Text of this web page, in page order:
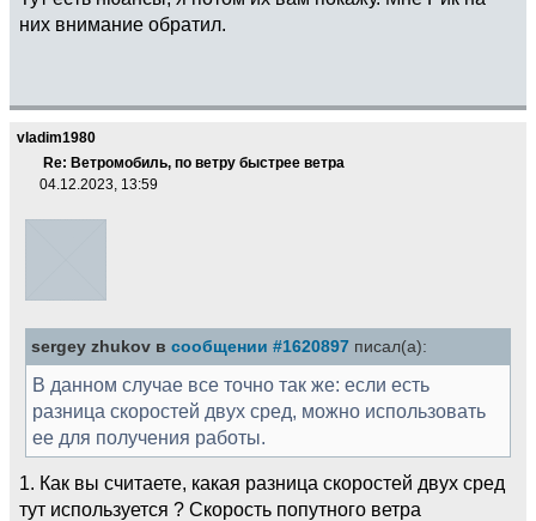
них внимание обратил.
vladim1980
Re: Ветромобиль, по ветру быстрее ветра
04.12.2023, 13:59
sergey zhukov в сообщении #1620897 писал(а):
В данном случае все точно так же: если есть
разница скоростей двух сред, можно использовать
ее для получения работы.
1. Как вы считаете, какая разница скоростей двух сред
тут используется ? Скорость попутного ветра